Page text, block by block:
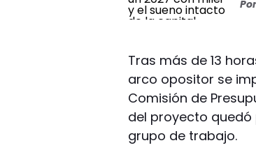
Tras más de 13
arco opositor se
Comisión de
del proyecto
grupo de trabajo.